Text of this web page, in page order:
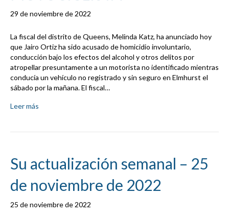
29 de noviembre de 2022
La fiscal del distrito de Queens, Melinda Katz, ha anunciado hoy
que Jairo Ortiz ha sido acusado de homicidio involuntario,
conducción bajo los efectos del alcohol y otros delitos por
atropellar presuntamente a un motorista no identificado mientras
conducía un vehículo no registrado y sin seguro en Elmhurst el
sábado por la mañana. El fiscal…
Leer más
Su actualización semanal – 25
de noviembre de 2022
25 de noviembre de 2022